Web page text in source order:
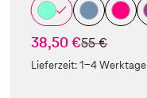
38,50 €statt
55 €
Lieferzeit:1-4 Werktage